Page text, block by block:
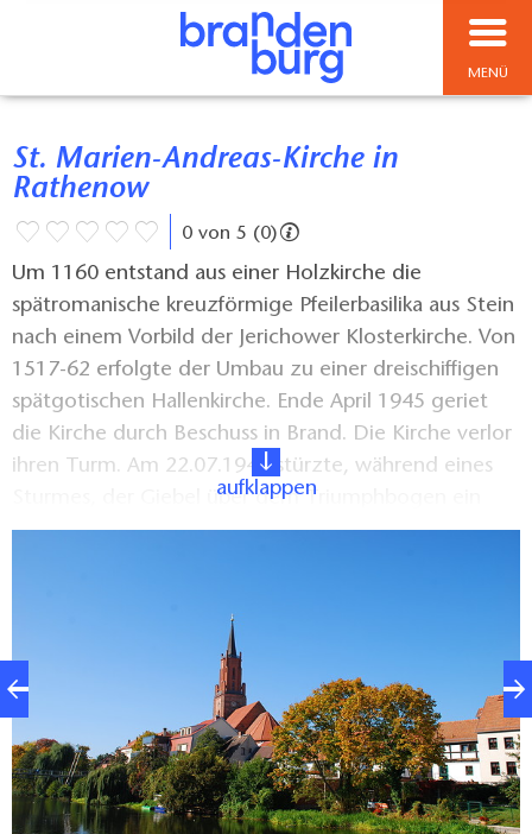
MENÜ
St. Marien-Andreas-Kirche in
Rathenow
0 von 5 (0)
Um 1160 entstand aus einer Holzkirche die
spätromanische kreuzförmige Pfeilerbasilika aus Stein
nach einem Vorbild der Jerichower Klosterkirche. Von
1517-62 erfolgte der Umbau zu einer dreischiffigen
spätgotischen Hallenkirche. Ende April 1945 geriet
die Kirche durch Beschuss in Brand. Die Kirche verlor
ihren Turm. Am 22.07.1945 stürzte, während eines
Sturmes, der Giebel über dem Triumphbogen ein
und vernichtete auch noch das Dach des
Uhrengeschosses abgetragen. Später wurde eine
neue Empore eingebaut. Der gotische Altarschrein,
dessen Temperamalereien auf den Flügeln von 1360
datiert sind, war einst der Hauptaltar. Die
Chorfenster wurden vollständig erneuert. Der
Rathenower Künstler Gerhard Henschel hat die
biblischen Themen modern umgesetzt. Es
aufklappen